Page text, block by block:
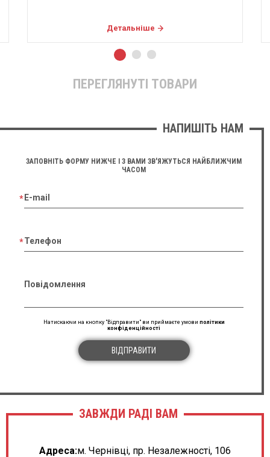
ПЕРЕГЛЯНУТІ ТОВАРИ
НАПИШІТЬ НАМ
ЗАПОВНІТЬ ФОРМУ НИЖЧЕ І З ВАМИ ЗВ'ЯЖУТЬСЯ НАЙБЛИЖЧИМ
ЧАСОМ
E-mail
Телефон
Повідомлення
Натискаючи на кнопку "Відправити" ви приймаєте умови політики
конфіденційності
ВІДПРАВИТИ
ЗАВЖДИ РАДІ ВАМ
Адреса:м. Чернівці, пр. Незалежності, 106